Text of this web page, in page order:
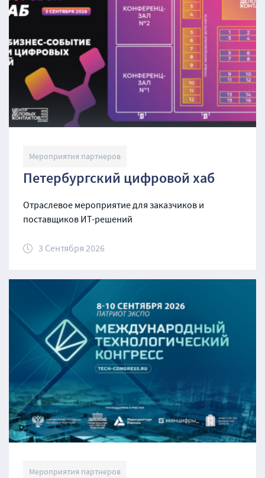
Мероприятия партнеров
Петербургский цифровой хаб
Отраслевое мероприятие для заказчиков и
поставщиков ИТ-решений
3 Сентября 2026
Мероприятия партнеров